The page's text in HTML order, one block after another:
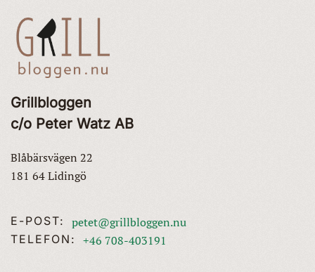
Grillbloggen
c/o Peter Watz AB
Blåbärsvägen 22
181 64 Lidingö
E-POST: petet@grillbloggen.nu
TELEFON: +46 708-403191